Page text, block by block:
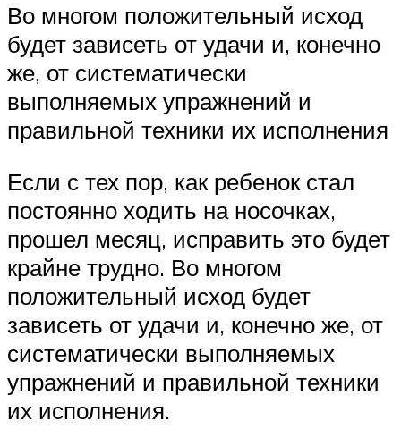
Во многом положительный исход
будет зависеть от удачи и, конечно
же, от систематически
выполняемых упражнений и
правильной техники их исполнения
Если с тех пор, как ребенок стал
постоянно ходить на носочках,
прошел месяц, исправить это будет
крайне трудно. Во многом
положительный исход будет
зависеть от удачи и, конечно же, от
систематически выполняемых
упражнений и правильной техники
их исполнения.